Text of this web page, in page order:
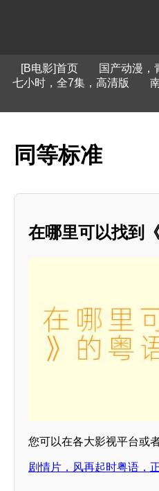
[B电影]首页 国产动漫，
七小时，全7集，高清版
同等标准
在哪里可以找到
您可以在各大影视平台或
剧情片，风再起时粤语，